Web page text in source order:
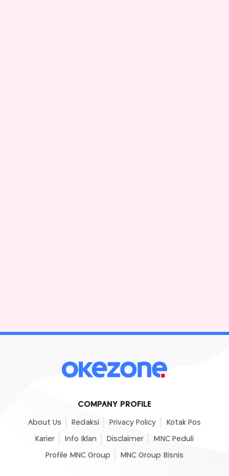
COMPANY PROFILE
About Us Redaksi Privacy Policy Kotak Pos
Karier Info Iklan Disclaimer MNC Peduli
Profile MNC Group MNC Group Bisnis